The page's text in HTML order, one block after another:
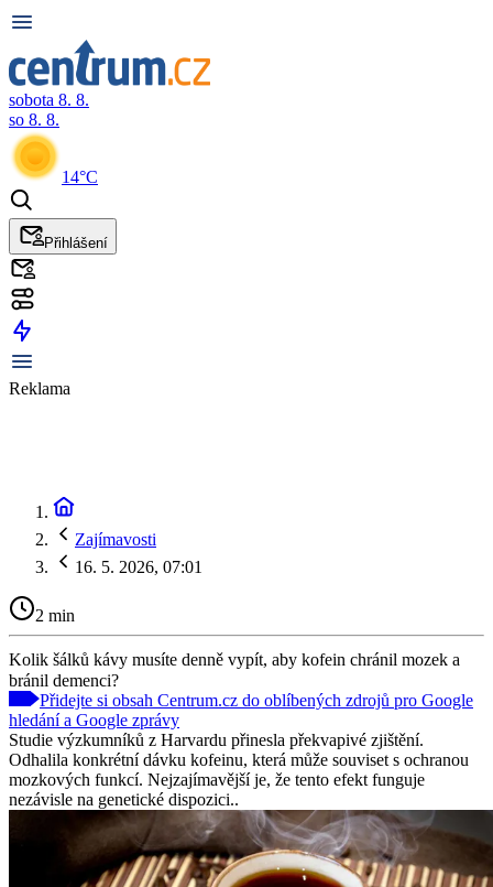
sobota 8. 8.
so 8. 8.
14°C
Přihlášení
Reklama
Zajímavosti
16. 5. 2026, 07:01
2 min
Kolik šálků kávy musíte denně vypít, aby kofein chránil mozek a
bránil demenci?
Přidejte si obsah Centrum.cz do oblíbených zdrojů pro Google
hledání a Google zprávy
Studie výzkumníků z Harvardu přinesla překvapivé zjištění.
Odhalila konkrétní dávku kofeinu, která může souviset s ochranou
mozkových funkcí. Nejzajímavější je, že tento efekt funguje
nezávisle na genetické dispozici..